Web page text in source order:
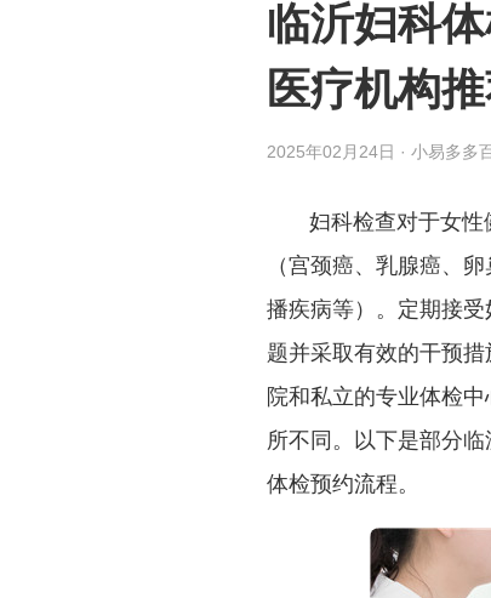
临沂妇科
医疗机构
2025年02月24日 · 小易多多
妇科检查对于女性
（宫颈癌、乳腺癌、
播疾病等）。定期接
题并采取有效的干预
院和私立的专业体检
所不同。以下是部分
体检预约流程。